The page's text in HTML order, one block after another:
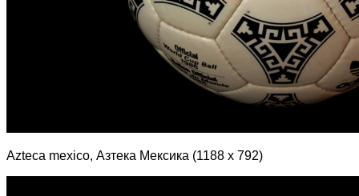
Azteca mexico, Азтека Мексика (1188 х 792)